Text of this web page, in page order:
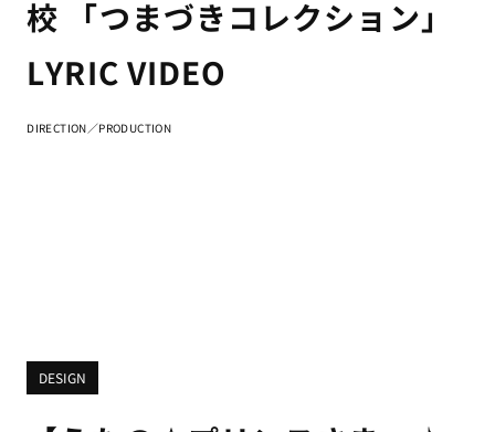
校 「つまづきコレクション」
LYRIC VIDEO
DIRECTION／PRODUCTION
DESIGN